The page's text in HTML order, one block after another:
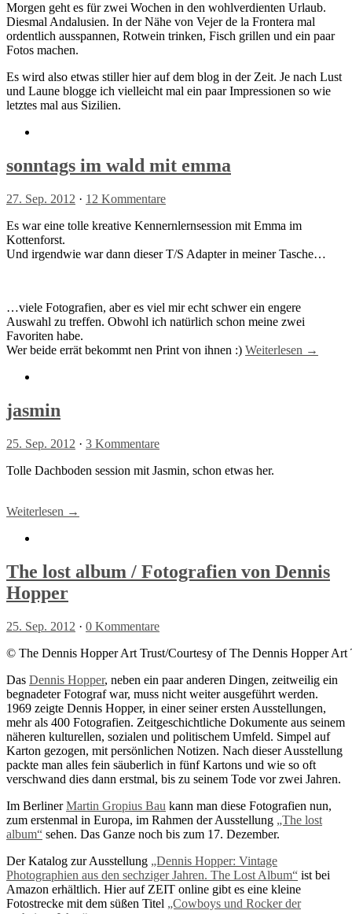
Morgen geht es für zwei Wochen in den wohlverdienten Urlaub.
Diesmal Andalusien. In der Nähe von Vejer de la Frontera mal
ordentlich ausspannen, Rotwein trinken, Fisch grillen und ein paar
Fotos machen.
Es wird also etwas stiller hier auf dem blog in der Zeit. Je nach Lust
und Laune blogge ich vielleicht mal ein paar Impressionen so wie
letztes mal aus Sizilien.
sonntags im wald mit emma
27. Sep. 2012 · 12 Kommentare
Es war eine tolle kreative Kennernlernsession mit Emma im
Kottenforst.
Und irgendwie war dann dieser T/S Adapter in meiner Tasche…
…viele Fotografien, aber es viel mir echt schwer ein engere
Auswahl zu treffen. Obwohl ich natürlich schon meine zwei
Favoriten habe.
Wer beide errät bekommt nen Print von ihnen :) Weiterlesen →
jasmin
25. Sep. 2012 · 3 Kommentare
Tolle Dachboden session mit Jasmin, schon etwas her.
Weiterlesen →
The lost album / Fotografien von Dennis
Hopper
25. Sep. 2012 · 0 Kommentare
© The Dennis Hopper Art Trust/Courtesy of The Dennis Hopper Art
Das Dennis Hopper, neben ein paar anderen Dingen, zeitweilig ein
begnadeter Fotograf war, muss nicht weiter ausgeführt werden.
1969 zeigte Dennis Hopper, in einer seiner ersten Ausstellungen,
mehr als 400 Fotografien. Zeitgeschichtliche Dokumente aus seinem
näheren kulturellen, sozialen und politischem Umfeld. Simpel auf
Karton gezogen, mit persönlichen Notizen. Nach dieser Ausstellung
packte man alles fein säuberlich in fünf Kartons und wie so oft
verschwand dies dann erstmal, bis zu seinem Tode vor zwei Jahren.
Im BerlinerMartin Gropius Bau kann man diese Fotografien nun,
zum erstenmal in Europa, im Rahmen der Ausstellung „The lost
album“ sehen. Das Ganze noch bis zum 17. Dezember.
Der Katalog zur Ausstellung „Dennis Hopper: Vintage
Photographien aus den sechziger Jahren. The Lost Album“ ist bei
Amazon erhältlich. Hier auf ZEIT online gibt es eine kleine
Fotostrecke mit dem süßen Titel „Cowboys und Rocker der